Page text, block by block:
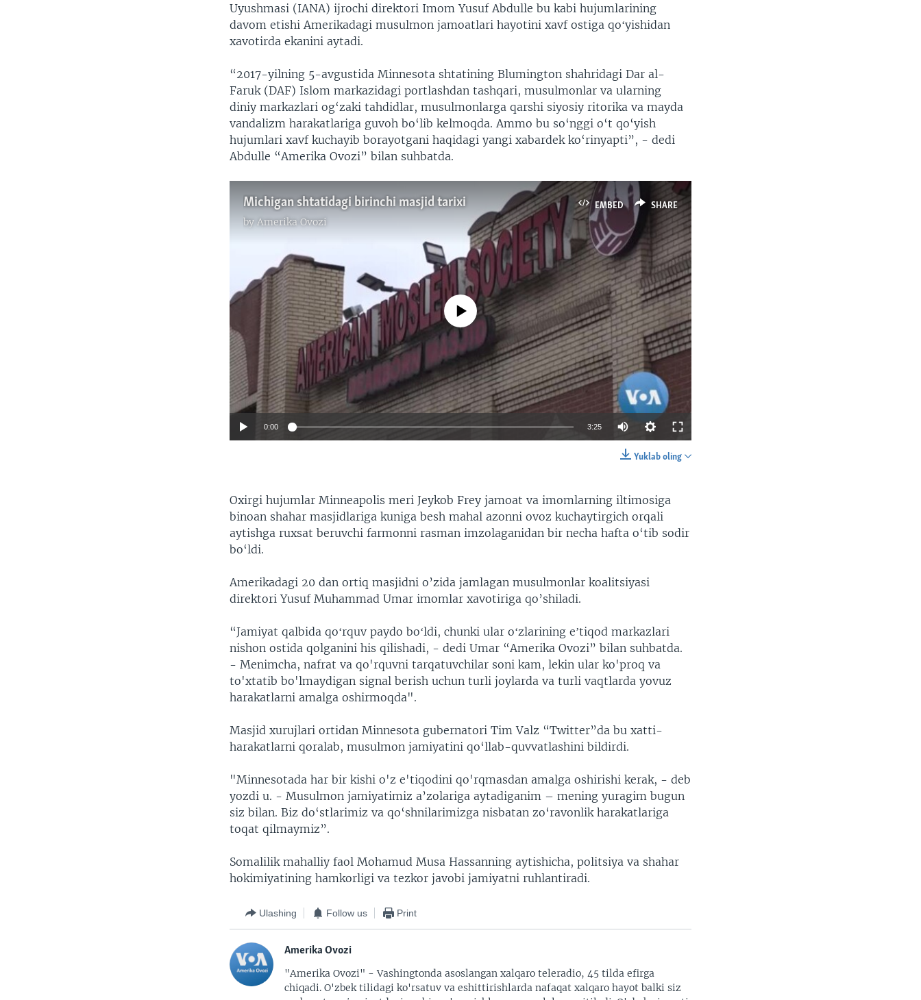
Uyushmasi (IANA) ijrochi direktori Imom Yusuf Abdulle bu kabi hujumlarining
davom etishi Amerikadagi musulmon jamoatlari hayotini xavf ostiga qoʻyishidan
xavotirda ekanini aytadi.
“2017-yilning 5-avgustida Minnesota shtatining Blumington shahridagi Dar al-
Faruk (DAF) Islom markazidagi portlashdan tashqari, musulmonlar va ularning
diniy markazlari og‘zaki tahdidlar, musulmonlarga qarshi siyosiy ritorika va mayda
vandalizm harakatlariga guvoh bo‘lib kelmoqda. Ammo bu so‘nggi o‘t qo‘yish
hujumlari xavf kuchayib borayotgani haqidagi yangi xabardek ko‘rinyapti”, - dedi
Abdulle “Amerika Ovozi” bilan suhbatda.
EMBED SHARE
Michigan shtatidagi birinchi masjid tarixi
byAmerika Ovozi
No media source currently available
0:00 3:25
Yuklab oling
Oxirgi hujumlar Minneapolis meri Jeykob Frey jamoat va imomlarning iltimosiga
binoan shahar masjidlariga kuniga besh mahal azonni ovoz kuchaytirgich orqali
aytishga ruxsat beruvchi farmonni rasman imzolaganidan bir necha hafta o‘tib sodir
bo‘ldi.
Amerikadagi 20 dan ortiq masjidni o’zida jamlagan musulmonlar koalitsiyasi
direktori Yusuf Muhammad Umar imomlar xavotiriga qo’shiladi.
“Jamiyat qalbida qoʻrquv paydo boʻldi, chunki ular oʻzlarining eʼtiqod markazlari
nishon ostida qolganini his qilishadi, - dedi Umar “Amerika Ovozi” bilan suhbatda.
- Menimcha, nafrat va qo'rquvni tarqatuvchilar soni kam, lekin ular ko'proq va
to'xtatib bo'lmaydigan signal berish uchun turli joylarda va turli vaqtlarda yovuz
harakatlarni amalga oshirmoqda".
Masjid xurujlari ortidan Minnesota gubernatori Tim Valz “Twitter”da bu xatti-
harakatlarni qoralab, musulmon jamiyatini qo‘llab-quvvatlashini bildirdi.
"Minnesotada har bir kishi o'z e'tiqodini qo'rqmasdan amalga oshirishi kerak, - deb
yozdi u. - Musulmon jamiyatimiz a’zolariga aytadiganim – mening yuragim bugun
siz bilan. Biz do‘stlarimiz va qo‘shnilarimizga nisbatan zo‘ravonlik harakatlariga
toqat qilmaymiz”.
Somalilik mahalliy faol Mohamud Musa Hassanning aytishicha, politsiya va shahar
hokimiyatining hamkorligi va tezkor javobi jamiyatni ruhlantiradi.
Ulashing Follow us Print
Amerika Ovozi
"Amerika Ovozi" - Vashingtonda asoslangan xalqaro teleradio, 45 tilda efirga
chiqadi. O'zbek tilidagi ko'rsatuv va eshittirishlarda nafaqat xalqaro hayot balki siz